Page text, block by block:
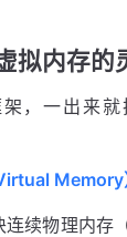
拟内存的
，一出来
Memory
续物理内存